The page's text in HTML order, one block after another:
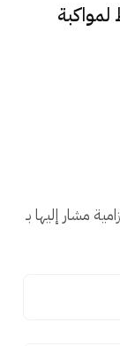
مشار إليها بـ